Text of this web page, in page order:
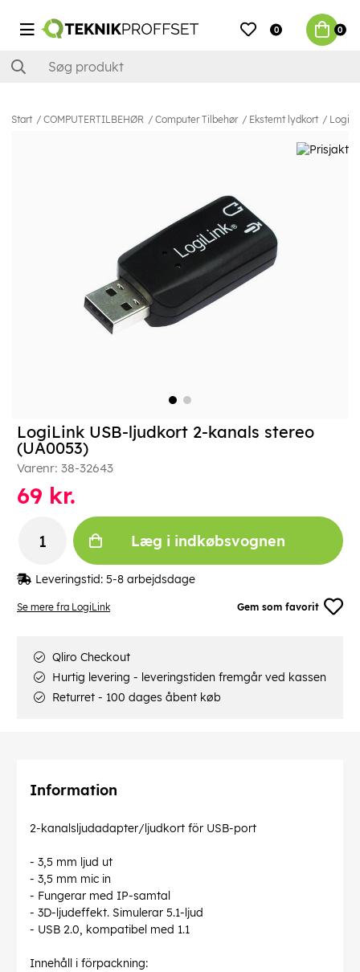
0 0
Start COMPUTERTILBEHØR Computer Tilbehør Eksternt lydkort
Se mere fra LogiLink Gem som favorit
LogiLink USB-ljudkort 2-kanals stereo
(UA0053)
Varenr: 38-32643
69 kr.
Læg i indkøbsvognen
Leveringstid: 5-8 arbejdsdage
Qliro Checkout
Hurtig levering - leveringstiden fremgår ved kassen
Returret - 100 dages åbent køb
Information
2-kanalsljudadapter/ljudkort för USB-port
- 3,5 mm ljud ut
- 3,5 mm mic in
- Fungerar med IP-samtal
- 3D-ljudeffekt. Simulerar 5.1-ljud
- USB 2.0, kompatibel med 1.1
Innehåll i förpackning: